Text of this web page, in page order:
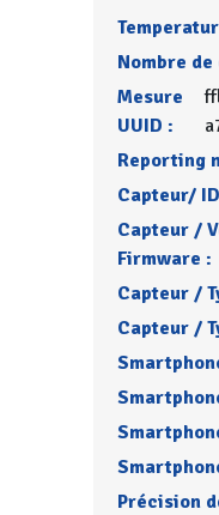
Nombre de
Mesure
UUID :
Reporting
Capteur/
Capteur /
Firmware :
Capteur /
Capteur /
Précision